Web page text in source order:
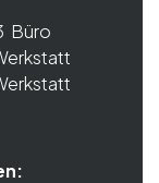
Büro